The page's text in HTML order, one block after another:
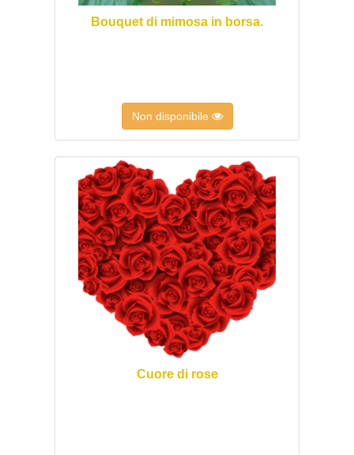
Bouquet di mimosa in borsa.
Non disponibile
Cuore di rose